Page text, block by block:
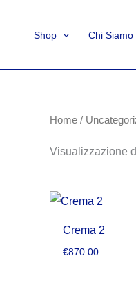
Shop Chi Siamo
Home /
Visualizzazione
Crema 2
€870.00